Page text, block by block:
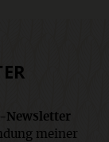
Newsletter
meiner